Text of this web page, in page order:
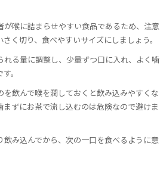
喉に詰まらせやすい食品であるため、注意
く切り、食べやすいサイズにしましょう。
れる量に調整し、少量ずつ口に入れ、よく噛
。
を飲んで喉を潤しておくと飲み込みやすくな
ずにお茶で流し込むのは危険なので避けま
み込んでから、次の一口を食べるように意